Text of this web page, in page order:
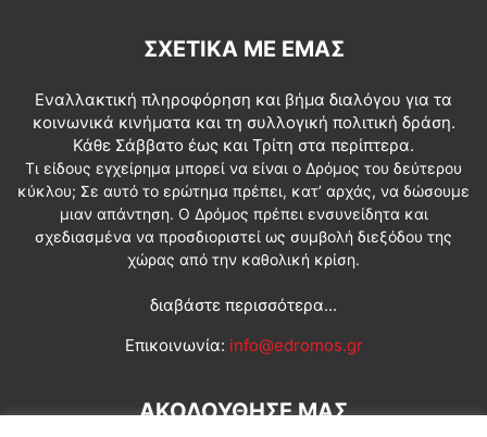
ΣΧΕΤΙΚΆ ΜΕ ΕΜΆΣ
Εναλλακτική πληροφόρηση και βήμα διαλόγου για τα
κοινωνικά κινήματα και τη συλλογική πολιτική δράση.
Κάθε Σάββατο έως και Τρίτη στα περίπτερα.
Τι είδους εγχείρημα μπορεί να είναι ο Δρόμος του δεύτερου
κύκλου; Σε αυτό το ερώτημα πρέπει, κατ’ αρχάς, να δώσουμε
μιαν απάντηση. Ο Δρόμος πρέπει ενσυνείδητα και
σχεδιασμένα να προσδιοριστεί ως συμβολή διεξόδου της
χώρας από την καθολική κρίση.
διαβάστε περισσότερα...
Επικοινωνία: info@edromos.gr
ΑΚΟΛΟΥΘΗΣΕ ΜΑΣ